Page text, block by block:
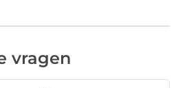
vragen